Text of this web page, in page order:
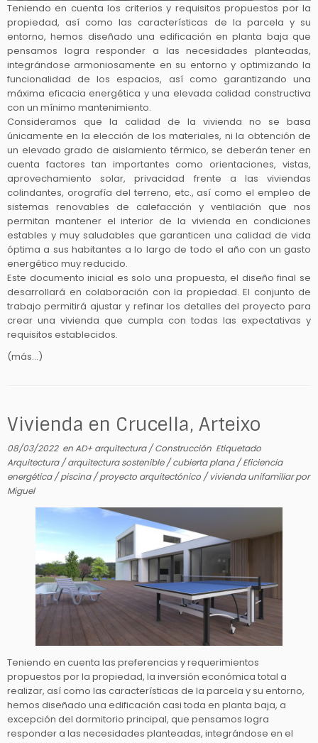
Teniendo en cuenta los criterios y requisitos propuestos por la
propiedad, así como las características de la parcela y su
entorno, hemos diseñado una edificación en planta baja que
pensamos logra responder a las necesidades planteadas,
integrándose armoniosamente en su entorno y optimizando la
funcionalidad de los espacios, así como garantizando una
máxima eficacia energética y una elevada calidad constructiva
con un mínimo mantenimiento.
Consideramos que la calidad de la vivienda no se basa
únicamente en la elección de los materiales, ni la obtención de
un elevado grado de aislamiento térmico, se deberán tener en
cuenta factores tan importantes como orientaciones, vistas,
aprovechamiento solar, privacidad frente a las viviendas
colindantes, orografía del terreno, etc., así como el empleo de
sistemas renovables de calefacción y ventilación que nos
permitan mantener el interior de la vivienda en condiciones
estables y muy saludables que garanticen una calidad de vida
óptima a sus habitantes a lo largo de todo el año con un gasto
energético muy reducido.
Este documento inicial es solo una propuesta, el diseño final se
desarrollará en colaboración con la propiedad. El conjunto de
trabajo permitirá ajustar y refinar los detalles del proyecto para
crear una vivienda que cumpla con todas las expectativas y
requisitos establecidos.
(más…)
Vivienda en Crucella, Arteixo
08/03/2022enAD+ arquitectura/Construcción Etiquetado
Arquitectura/arquitectura sostenible/cubierta plana/Eficiencia
energética/piscina/proyecto arquitectónico /vivienda unifamiliarpor
Miguel
Teniendo en cuenta las preferencias y requerimientos
propuestos por la propiedad, la inversión económica total a
realizar, así como las características de la parcela y su entorno,
hemos diseñado una edificación casi toda en planta baja, a
excepción del dormitorio principal, que pensamos logra
responder a las necesidades planteadas, integrándose en el